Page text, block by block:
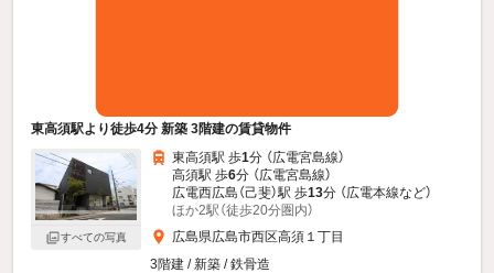
東高須駅より徒歩4分 新築 3階建の賃貸物件
すべての写真
東高須駅 歩1分 （広電宮島線）
高須駅 歩6分 （広電宮島線）
広電西広島（己斐）駅 歩13分 （広電本線など）
ほか2駅（徒歩20分圏内）
広島県広島市西区高須１丁目
3階建 / 新築 / 鉄骨造